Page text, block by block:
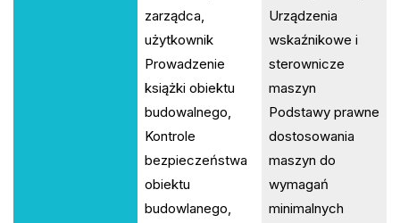
zarządca,
użytkownik
Prowadzenie
książki obiektu
budowalnego,
Kontrole
bezpieczeństwa
obiektu
budowlanego,
Urządzenia
wskaźnikowe i
sterownicze
maszyn
Podstawy prawne
dostosowania
maszyn do
wymagań
minimalnych